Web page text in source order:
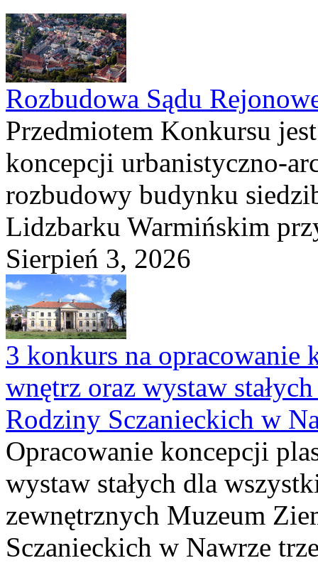
Rozbudowa Sądu
Przedmiotem Konkursu
koncepcji urbanistyczno-
rozbudowy budynku
Lidzbarku Warmińskim
Sierpień 3, 2026
3 konkurs na opracowanie
wnętrz oraz wystaw
Rodziny Sczanieckich w
Opracowanie koncepcji
wystaw stałych dla
zewnętrznych Muzeum
Sczanieckich w Nawrze